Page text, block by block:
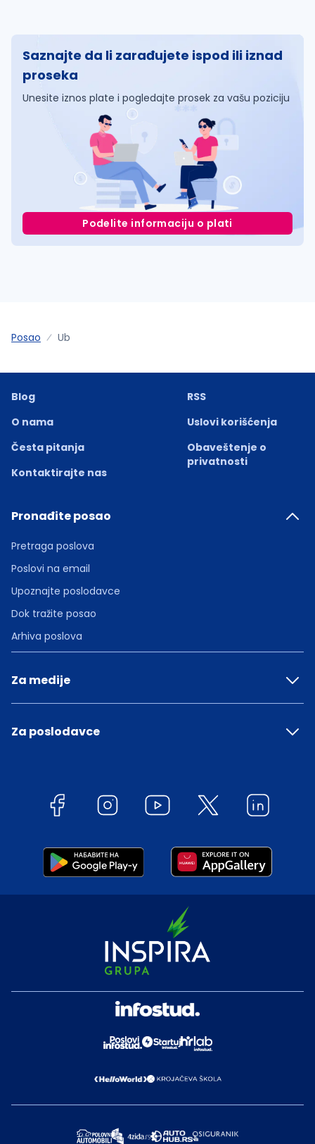
Saznajte da li zarađujete ispod ili iznad
proseka
Unesite iznos plate i pogledajte prosek za vašu poziciju
Podelite informaciju o plati
Posao Ub
Blog
O nama
Česta pitanja
Kontaktirajte nas
RSS
Uslovi korišćenja
Obaveštenje o
privatnosti
Pronađite posao
Pretraga poslova
Poslovi na email
Upoznajte poslodavce
Dok tražite posao
Arhiva poslova
Za medije
Za poslodavce